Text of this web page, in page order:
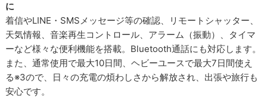
に
着信やLINE・SMSメッセージ等の確認、リモートシャッター、
天気情報、音楽再生コントロール、アラーム（振動）、タイマ
ーなど様々な便利機能を搭載。Bluetooth通話にも対応します。
また、通常使用で最大10日間、ヘビーユースで最大7日間使え
る※3ので、日々の充電の煩わしさから解放され、出張や旅行も
安心です。